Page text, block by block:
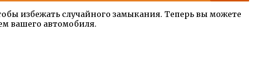
избежать случайного замыкания. Теперь вы можете
вашего автомобиля.